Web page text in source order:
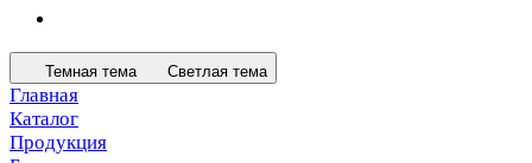
Темная тема Светлая тема
Главная
Каталог
Продукция